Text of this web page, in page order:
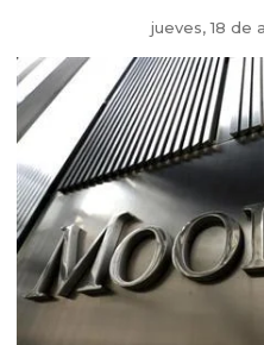
jueves, 18 de